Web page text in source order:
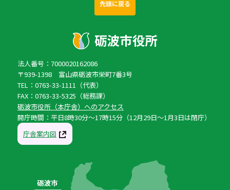
先頭に戻る
法人番号：7000020162086
〒939-1398 富山県砺波市栄町7番3号
TEL：0763-33-1111（代表）
FAX：0763-33-5325（総務課）
砺波市役所（本庁舎）へのアクセス
開庁時間：平日8時30分〜17時15分（12月29日〜1月3日は閉庁）
庁舎案内図